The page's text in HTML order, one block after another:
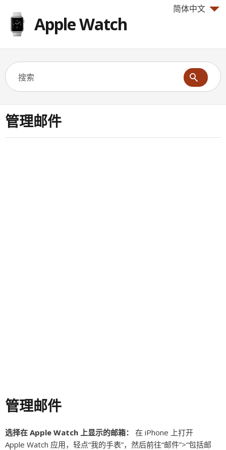
简体中文
Apple Watch
管理邮件
管理邮件
选择在 Apple Watch 上显示的邮箱： 在 iPhone 上打开
Apple Watch 应用，轻点“我的手表”，然后前往“邮件”>“包括邮